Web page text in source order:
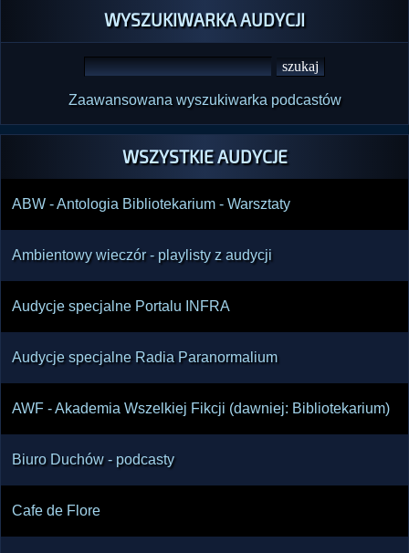
WYSZUKIWARKA AUDYCJI
Zaawansowana wyszukiwarka podcastów
WSZYSTKIE AUDYCJE
ABW - Antologia Bibliotekarium - Warsztaty
Ambientowy wieczór - playlisty z audycji
Audycje specjalne Portalu INFRA
Audycje specjalne Radia Paranormalium
AWF - Akademia Wszelkiej Fikcji (dawniej: Bibliotekarium)
Biuro Duchów - podcasty
Cafe de Flore